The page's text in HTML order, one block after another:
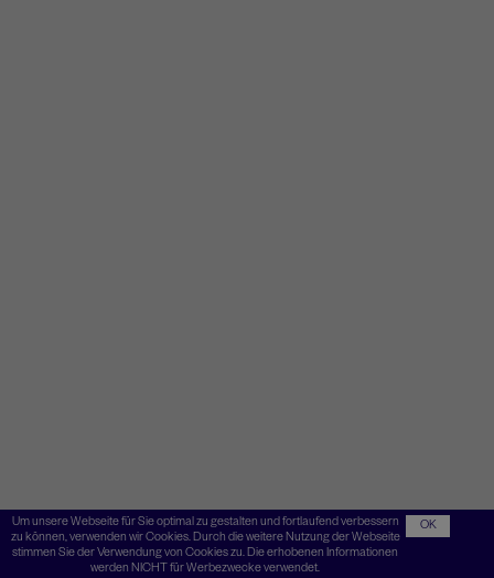
Um unsere Webseite für Sie optimal zu gestalten und fortlaufend verbessern
zu können, verwenden wir Cookies. Durch die weitere Nutzung der Webseite
stimmen Sie der Verwendung von Cookies zu. Die erhobenen Informationen
werden NICHT für Werbezwecke verwendet.
OK